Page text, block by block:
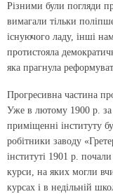
Різними були погляди
вимагали тільки
існуючого ладу, інші
протистояла
яка прагнула
Прогресивна частина
Уже в лютому 1900 р.
приміщенні інституту
робітники заводу
інституті 1901 р.
курси, на яких могли
курсах і в недільній